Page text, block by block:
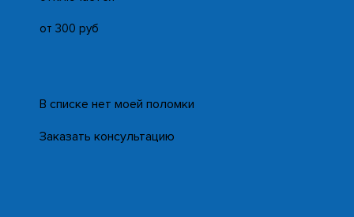
от 300 руб
В списке нет моей поломки
Заказать консультацию